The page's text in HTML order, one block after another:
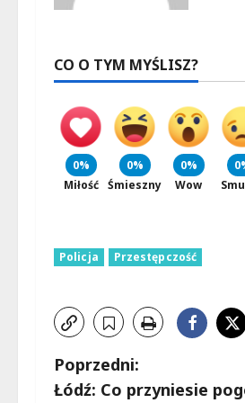
CO O TYM MYŚLISZ?
0%
Miłość
0%
Śmieszny
0%
Wow
Policja Przestępczość
Z
Poprzedni:
Łódź: Co przyniesie